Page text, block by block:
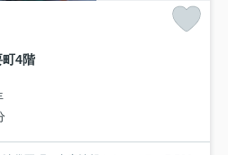
町4階